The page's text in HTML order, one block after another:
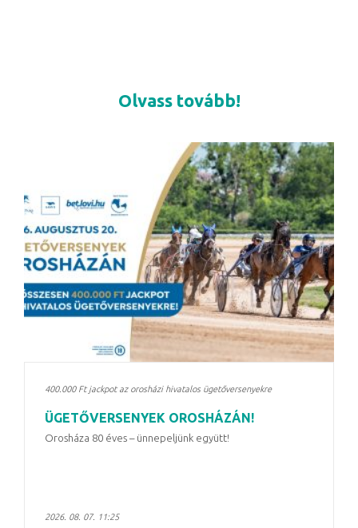
Olvass tovább!
400.000 Ft jackpot az orosházi hivatalos ügetőversenyekre
ÜGETŐVERSENYEK OROSHÁZÁN!
Orosháza 80 éves – ünnepeljünk együtt!
2026. 08. 07. 11:25